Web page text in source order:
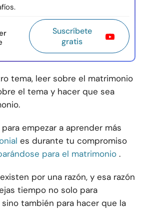
Suscríbete
gratis
tema, leer sobre el matrimonio
el tema y hacer que sea
empezar a aprender más
es durante tu compromiso
para el matrimonio .
por una razón, y esa razón
tiempo no solo para
también para hacer que la